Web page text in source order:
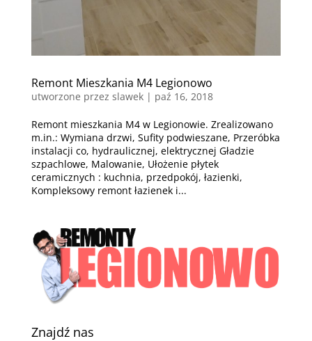
Remont Mieszkania M4 Legionowo
utworzone przez slawek| paź 16, 2018
Remont mieszkania M4 w Legionowie. Zrealizowano
m.in.: Wymiana drzwi, Sufity podwieszane, Przeróbka
instalacji co, hydraulicznej, elektrycznej Gładzie
szpachlowe, Malowanie, Ułożenie płytek
ceramicznych : kuchnia, przedpokój, łazienki,
Kompleksowy remont łazienek i...
Znajdź nas